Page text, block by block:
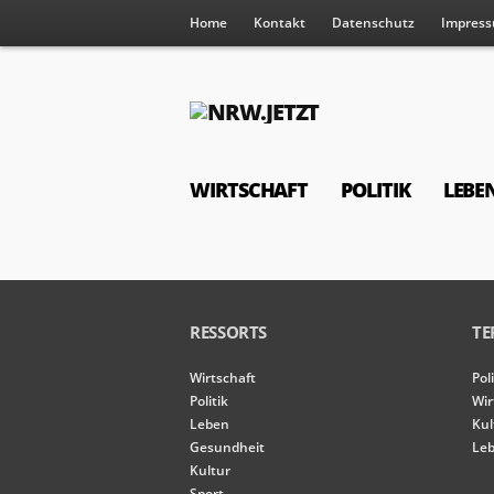
Home Kontakt Datenschutz
WIRTSCHAFT POLITIK
RESSORTS
Wirtschaft
Politik
Leben
Gesundheit
Kultur